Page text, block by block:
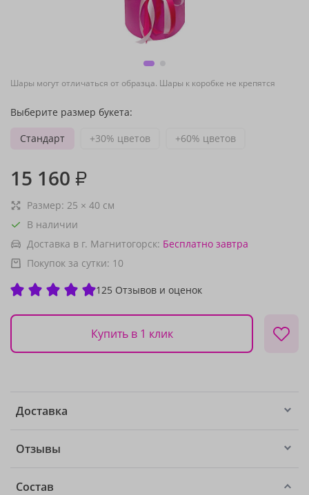
Шары могут отличаться от образца. Шары к коробке не крепятся
Выберите размер букета:
Стандарт
+30% цветов +60% цветов
15 160 ₽
Размер: 25 × 40 см
В наличии
Доставка в г. Магнитогорск: Бесплатно завтра
Покупок за сутки: 10
125 Отзывов и оценок
Купить в 1 клик
Доставка
Отзывы
Состав